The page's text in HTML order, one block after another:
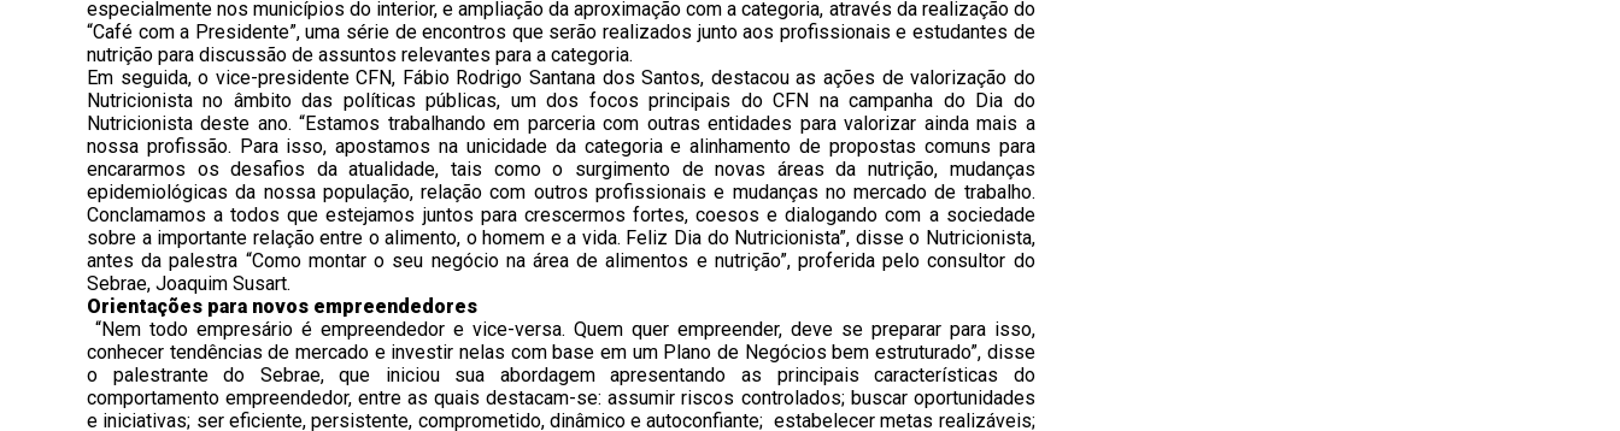
especialmente nos municípios do interior, e ampliação da aproximação com a categoria, através da realização do
“Café com a Presidente”, uma série de encontros que serão realizados junto aos profissionais e estudantes de
nutrição para discussão de assuntos relevantes para a categoria.
Em seguida, o vice-presidente CFN, Fábio Rodrigo Santana dos Santos, destacou as ações de valorização do
Nutricionista no âmbito das políticas públicas, um dos focos principais do CFN na campanha do Dia do
Nutricionista deste ano. “Estamos trabalhando em parceria com outras entidades para valorizar ainda mais a
nossa profissão. Para isso, apostamos na unicidade da categoria e alinhamento de propostas comuns para
encararmos os desafios da atualidade, tais como o surgimento de novas áreas da nutrição, mudanças
epidemiológicas da nossa população, relação com outros profissionais e mudanças no mercado de trabalho.
Conclamamos a todos que estejamos juntos para crescermos fortes, coesos e dialogando com a sociedade
sobre a importante relação entre o alimento, o homem e a vida. Feliz Dia do Nutricionista”, disse o Nutricionista,
antes da palestra “Como montar o seu negócio na área de alimentos e nutrição”, proferida pelo consultor do
Sebrae, Joaquim Susart.
Orientações para novos empreendedores
“Nem todo empresário é empreendedor e vice-versa. Quem quer empreender, deve se preparar para isso,
conhecer tendências de mercado e investir nelas com base em um Plano de Negócios bem estruturado”, disse
o palestrante do Sebrae, que iniciou sua abordagem apresentando as principais características do
comportamento empreendedor, entre as quais destacam-se: assumir riscos controlados; buscar oportunidades
e iniciativas; ser eficiente, persistente, comprometido, dinâmico e autoconfiante; estabelecer metas realizáveis;